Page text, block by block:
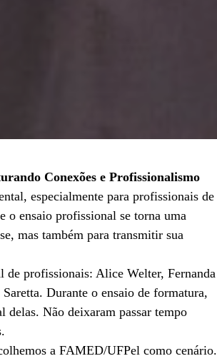
Conexões e Profissionalismo
especialmente para profissionais de
o ensaio profissional se torna uma
mas também para transmitir sua
profissionais: Alice Welter, Fernanda
Durante o ensaio de formatura,
delas. Não deixaram passar tempo
a FAMED/UFPel como cenário.